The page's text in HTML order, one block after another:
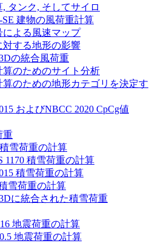
タンク, そしてサイロ
建物の風荷重計算
による風速マップ
対する地形の影響
の統合風荷重
算のためのサイト分析
算のための地形カテゴリを決定す
およびNBCC 2020 CpCg値
重
雪荷重の計算
1170 積雪荷重の計算
積雪荷重の計算
雪荷重の計算
に統合された積雪荷重
地震荷重の計算
地震荷重の計算